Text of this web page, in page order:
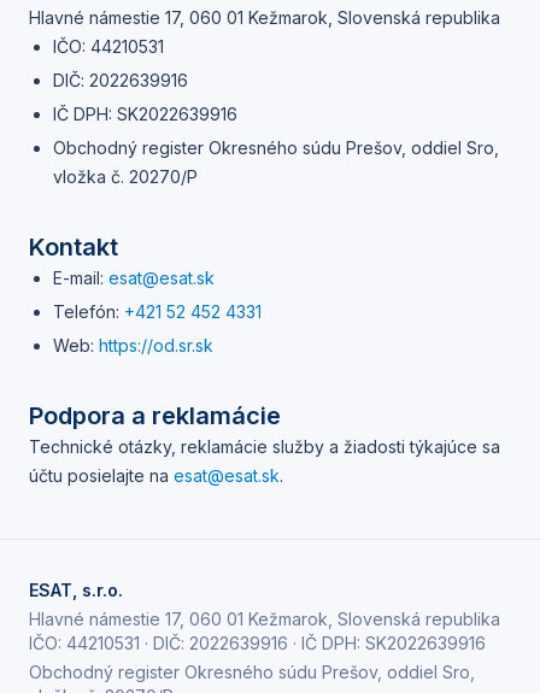
Hlavné námestie 17, 060 01 Kežmarok, Slovenská republika
IČO: 44210531
DIČ: 2022639916
IČ DPH: SK2022639916
Obchodný register Okresného súdu Prešov, oddiel Sro,
vložka č. 20270/P
Kontakt
E-mail: esat@esat.sk
Telefón: +421 52 452 4331
Web: https://od.sr.sk
Podpora a reklamácie
Technické otázky, reklamácie služby a žiadosti týkajúce sa
účtu posielajte na esat@esat.sk.
ESAT, s.r.o.
Hlavné námestie 17, 060 01 Kežmarok, Slovenská republika
IČO: 44210531 · DIČ: 2022639916 · IČ DPH: SK2022639916
Obchodný register Okresného súdu Prešov, oddiel Sro,